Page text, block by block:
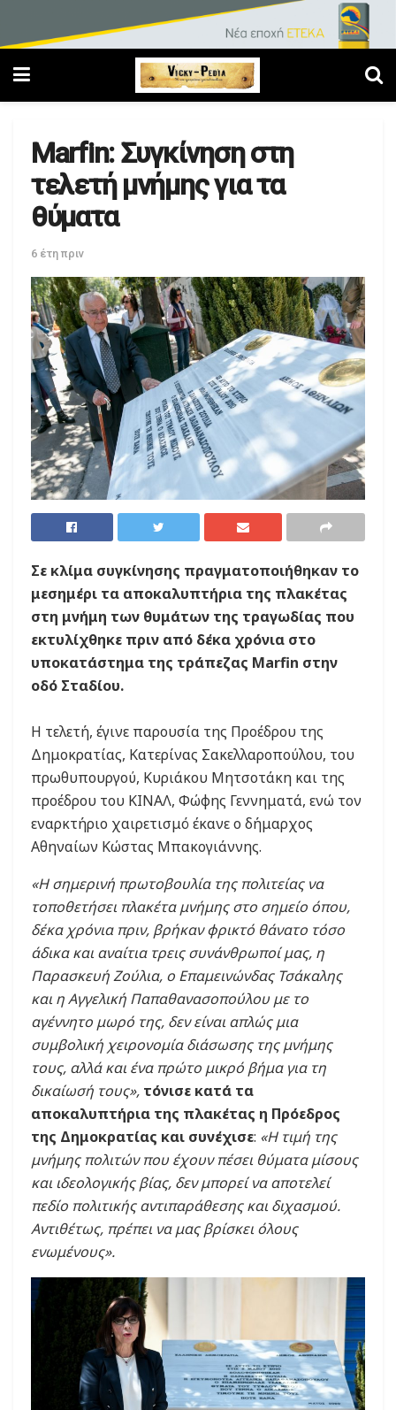
Marfin: Συγκίνηση στη
τελετή μνήμης για τα
θύματα
6 έτη πριν
Σε κλίμα συγκίνησης πραγματοποιήθηκαν το
μεσημέρι τα αποκαλυπτήρια της πλακέτας
στη μνήμη των θυμάτων της τραγωδίας που
εκτυλίχθηκε πριν από δέκα χρόνια στο
υποκατάστημα της τράπεζας Marfin στην
οδό Σταδίου.
H τελετή, έγινε παρουσία της Προέδρου της
Δημοκρατίας, Κατερίνας Σακελλαροπούλου, του
πρωθυπουργού, Κυριάκου Μητσοτάκη και της
προέδρου του ΚΙΝΑΛ, Φώφης Γεννηματά, ενώ τον
εναρκτήριο χαιρετισμό έκανε ο δήμαρχος
Αθηναίων Κώστας Μπακογιάννης.
«Η σημερινή πρωτοβουλία της πολιτείας να
τοποθετήσει πλακέτα μνήμης στο σημείο όπου,
δέκα χρόνια πριν, βρήκαν φρικτό θάνατο τόσο
άδικα και αναίτια τρεις συνάνθρωποί μας, η
Παρασκευή Ζούλια, ο Επαμεινώνδας Τσάκαλης
και η Αγγελική Παπαθανασοπούλου με το
αγέννητο μωρό της, δεν είναι απλώς μια
συμβολική χειρονομία διάσωσης της μνήμης
τους, αλλά και ένα πρώτο μικρό βήμα για τη
δικαίωσή τους», τόνισε κατά τα
αποκαλυπτήρια της πλακέτας η Πρόεδρος
της Δημοκρατίας και συνέχισε: «Η τιμή της
μνήμης πολιτών που έχουν πέσει θύματα μίσους
και ιδεολογικής βίας, δεν μπορεί να αποτελεί
πεδίο πολιτικής αντιπαράθεσης και διχασμού.
Αντιθέτως, πρέπει να μας βρίσκει όλους
ενωμένους».